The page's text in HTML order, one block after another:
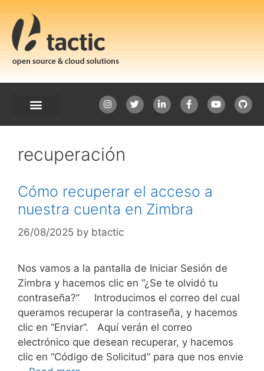
recuperación
Cómo recuperar el acceso a
nuestra cuenta en Zimbra
26/08/2025 by btactic
Nos vamos a la pantalla de Iniciar Sesión de
Zimbra y hacemos clic en “¿Se te olvidó tu
contraseña?” Introducimos el correo del cual
queramos recuperar la contraseña, y hacemos
clic en “Enviar”. Aquí verán el correo
electrónico que desean recuperar, y hacemos
clic en “Código de Solicitud” para que nos envie